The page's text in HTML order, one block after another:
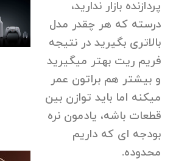
پردازنده بازار ندارید،
درسته که هر چقدر مدل
بالاتری بگیرید در نتیجه
فریم ریت بهتر میگیرید
و بیشتر هم براتون عمر
میکنه اما باید توازن بین
قطعات باشه، یادمون نره
بودجه ای که داریم
محدوده.